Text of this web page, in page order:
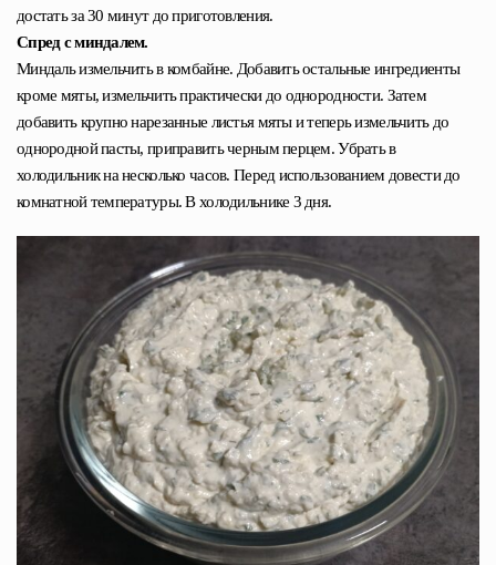
достать за 30 минут до приготовления.
Спред с миндалем.
Миндаль измельчить в комбайне. Добавить остальные ингредиенты
кроме мяты, измельчить практически до однородности. Затем
добавить крупно нарезанные листья мяты и теперь измельчить до
однородной пасты, приправить черным перцем. Убрать в
холодильник на несколько часов. Перед использованием довести до
комнатной температуры. В холодильнике 3 дня.